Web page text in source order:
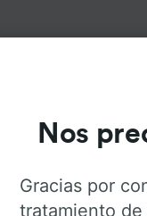
a Aeropuerto de
de
mientras que los
1 hora y 29
de Luton a
Aeropuerto de
Nos
Gracias por
tratamiento